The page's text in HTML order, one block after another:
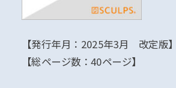
【発行年月：2025年3月 改定版】
【総ページ数：40ページ】